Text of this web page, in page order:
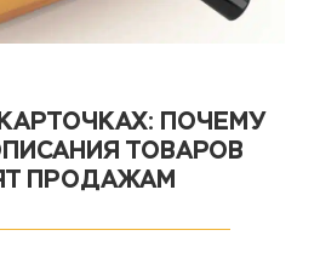
ПОЧЕМУ
ТОВАРОВ
ПРОДАЖАМ